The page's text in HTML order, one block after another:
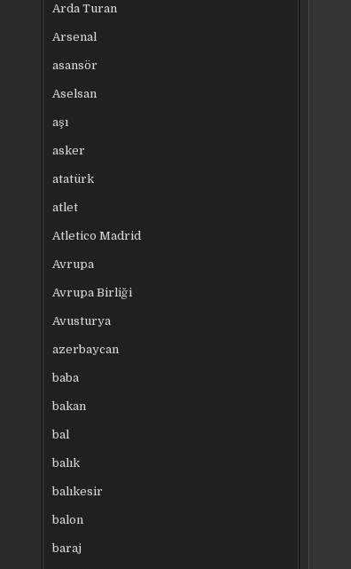
Arda Turan
Arsenal
asansör
Aselsan
aşı
asker
atatürk
atlet
Atletico Madrid
Avrupa
Avrupa Birliği
Avusturya
azerbaycan
baba
bakan
bal
balık
balıkesir
balon
baraj